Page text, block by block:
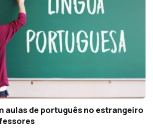
aulas de português no estrangeiro